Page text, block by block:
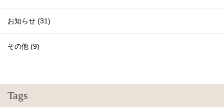
お知らせ (31)
その他 (9)
Tags